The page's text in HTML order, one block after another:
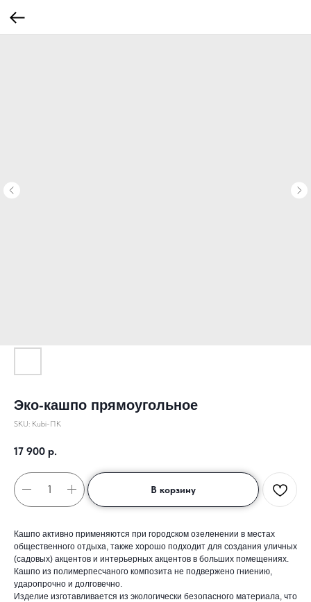
Эко-кашпо прямоугольное
SKU: Kubi-ПК
17 900 р.
В корзину
Кашпо активно применяются при городском озеленении в местах
общественного отдыха, также хорошо подходит для создания уличных
(садовых) акцентов и интерьерных акцентов в больших помещениях.
Кашпо из полимерпесчаного композита не подвержено гниению,
ударопрочно и долговечно.
Изделие изготавливается из экологически безопасного материала, что